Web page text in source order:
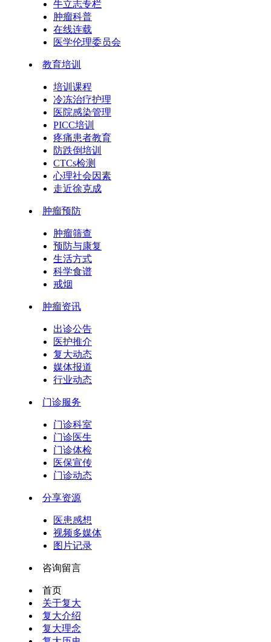
牛立志专栏
肿瘤科普
在线连载
医学伦理委员会
教育培训
培训课程
冷冻治疗护理
医院感染管理
PICC培训
疼痛患者教育
防跌倒培训
CTCs检测
心理社会因素
走近徐克成
肿瘤预防
肿瘤筛查
预防与康复
生活方式
科学食谱
戒烟
肿瘤资讯
出诊公告
医护推介
复大动态
媒体报道
行业动态
门诊服务
门诊科室
门诊医生
门诊体检
医保宣传
门诊动态
分享资源
医患感想
视频多媒体
图片记录
咨询留言
首页
关于复大
复大介绍
复大理念